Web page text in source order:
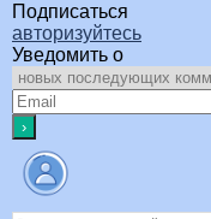
Подписаться
авторизуйтесь
Уведомить о